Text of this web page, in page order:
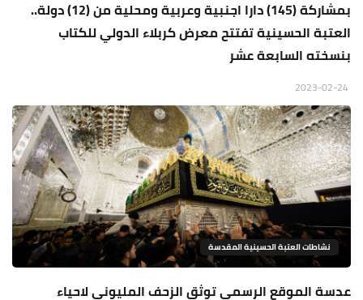
بمشاركة (145) دارا اجنبية وعربية ومحلية من (12) دولة..
العتبة الحسينية تفتتح معرض كربلاء الدولي للكتاب
بنسخته السابعة عشر
نشاطات العتبة الحسينية المقدسة
عدسة الموقع الرسمي توثق الزحف المليوني لاحياء